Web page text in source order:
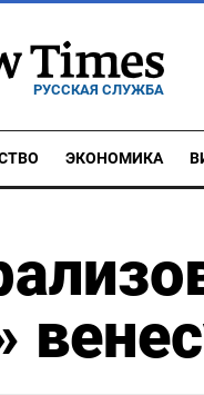
РУССКАЯ СЛУЖБА
ЭКОНОМИКА